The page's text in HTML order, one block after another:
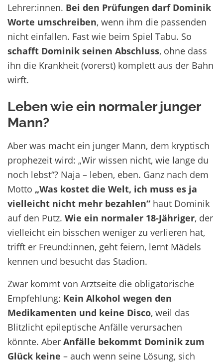
Lehrer:innen. Bei den Prüfungen darf Dominik
Worte umschreiben, wenn ihm die passenden
nicht einfallen. Fast wie beim Spiel Tabu. So
schafft Dominik seinen Abschluss, ohne dass
ihn die Krankheit (vorerst) komplett aus der Bahn
wirft.
Leben wie ein normaler junger
Mann?
Aber was macht ein junger Mann, dem kryptisch
prophezeit wird: „Wir wissen nicht, wie lange du
noch lebst“? Naja – leben, eben. Ganz nach dem
Motto „Was kostet die Welt, ich muss es ja
vielleicht nicht mehr bezahlen“ haut Dominik
auf den Putz. Wie ein normaler 18-Jähriger, der
vielleicht ein bisschen weniger zu verlieren hat,
trifft er Freund:innen, geht feiern, lernt Mädels
kennen und besucht das Stadion.
Zwar kommt von Arztseite die obligatorische
Empfehlung: Kein Alkohol wegen den
Medikamenten und keine Disco, weil das
Blitzlicht epileptische Anfälle verursachen
könnte. Aber Anfälle bekommt Dominik zum
Glück keine – auch wenn seine Lösung, sich